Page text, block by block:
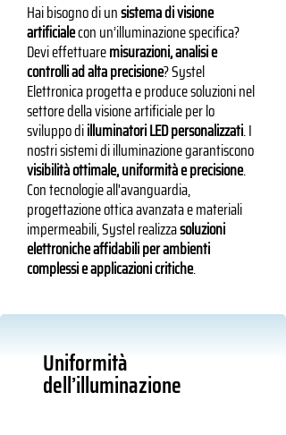
Hai bisogno di unsistema di visione
artificialecon un’illuminazione specifica?
Devi effettuaremisurazioni, analisi e
controlli ad alta precisione? Systel
Elettronica progetta e produce soluzioni nel
settore della visione artificiale per lo
sviluppo diilluminatori LED personalizzati. I
nostri sistemi di illuminazione garantiscono
visibilità ottimale, uniformità e precisione.
Con tecnologie all'avanguardia,
progettazione ottica avanzata e materiali
impermeabili, Systel realizzasoluzioni
elettroniche affidabili per ambienti
complessi e applicazioni critiche.
Uniformità
dell’illuminazione